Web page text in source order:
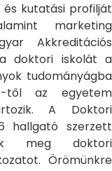
kutatási profilját
marketing
Akkreditációs
doktori iskolát a
tudományágba
től az egyetem
A Doktori
hallgató szerzett
meg doktori
Örömünkre